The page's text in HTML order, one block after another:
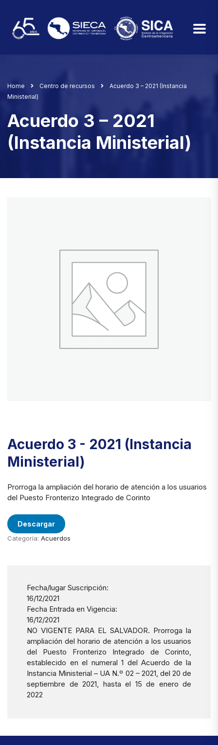
Home Centro de recursos
Acuerdo 3 – 2021 (Instancia
Ministerial)
Acuerdo 3 – 2021
(Instancia Ministerial)
Acuerdo 3 - 2021 (Instancia
Ministerial)
Prorroga la ampliación del horario de atención a los usuarios
del Puesto Fronterizo Integrado de Corinto
Descargar
Categoría: Acuerdos
Fecha/lugar Suscripción:
16/12/2021
Fecha Entrada en Vigencia:
16/12/2021
NO VIGENTE PARA EL SALVADOR. Prorroga la
ampliación del horario de atención a los usuarios
del Puesto Fronterizo Integrado de Corinto,
establecido en el numeral 1 del Acuerdo de la
Instancia Ministerial – UA N.º 02 – 2021, del 20 de
septiembre de 2021, hasta el 15 de enero de
2022